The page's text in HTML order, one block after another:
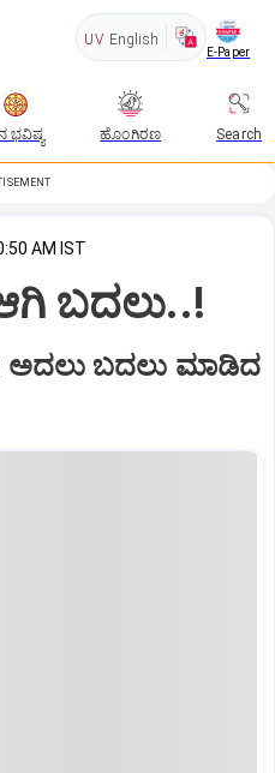
UV English
E-Paper
ಭವಿಷ್ಯ ಹೊಂಗಿರಣ Search
AM IST
ಬದಲು..!
ಅದಲು ಬದಲು ಮಾಡಿದ